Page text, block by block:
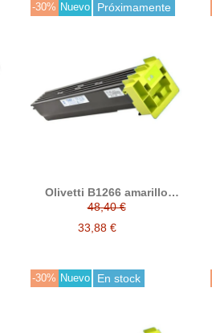
-30% Nuevo Próximamente
Olivetti B1266 amarillo
tóner compatible
48,40 €
33,88 €
-30% Nuevo En stock